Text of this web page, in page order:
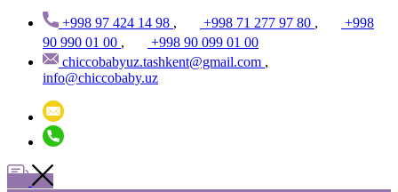
+998 97 424 14 98 , +998 71 277 97 80 ,
+998
90 990 01 00 ,
+998 90 099 01 00
chiccobabyuz.tashkent@gmail.com ,
info@chiccobaby.uz